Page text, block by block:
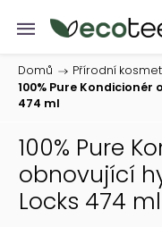
Domů / Přírodní
100% Pure
474 ml
100% Pure
obnovující
Locks 474 ml